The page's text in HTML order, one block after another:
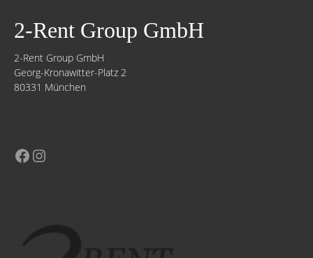
2-Rent Group GmbH
2-Rent Group GmbH
Georg-Kronawitter-Platz 2
80331 München